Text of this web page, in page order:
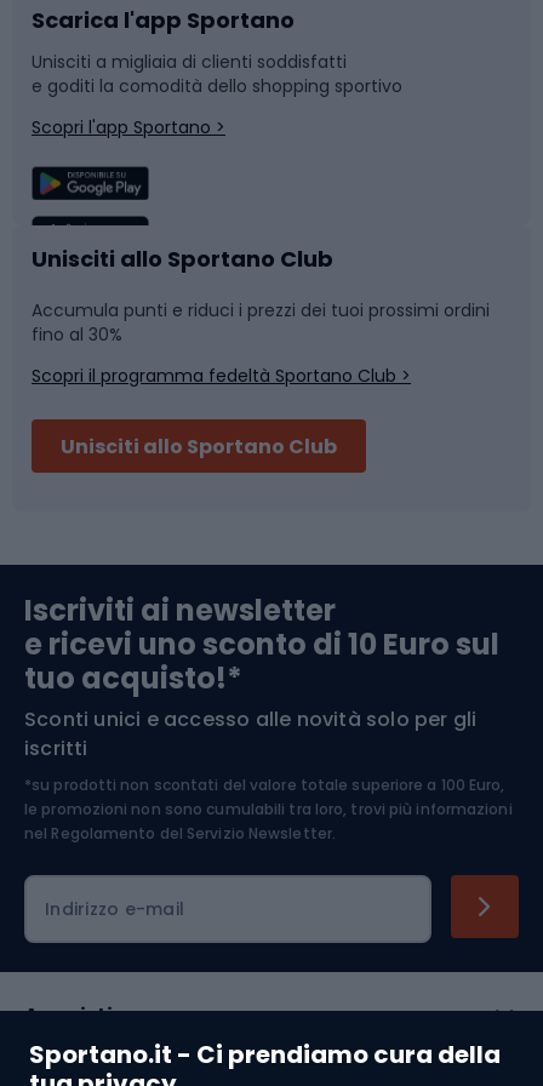
Sportano.it - Ci prendiamo cura della
Bushcraft
Corsa
Sport di squadra
Caschi da ciclismo
Skitouring
Abbigliamento da escursionismo
Slitte e slittini
Snowboard
Camminata nordica
Nuoto
Pattinaggio
Componenti per biciclette
Arrampicata
Medicina dello sport
Abbigliamento ciclistico
Scarica l'app Sportano
Unisciti a migliaia di clienti soddisfatti
e goditi la comodità dello shopping sportivo
Scopri l'app Sportano >
Unisciti allo Sportano Club
Accumula punti e riduci i prezzi dei tuoi prossimi ordini
fino al 30%
Scopri il programma fedeltà Sportano Club >
Unisciti allo Sportano Club
Iscriviti ai newsletter
e ricevi uno sconto di 10 Euro sul
tuo acquisto!*
Sconti unici e accesso alle novità solo per gli
iscritti
*su prodotti non scontati del valore totale superiore a 100 Euro,
le promozioni non sono cumulabili tra loro, trovi più informazioni
nel Regolamento del Servizio Newsletter.
Indirizzo e-mail
Acquisti
Servizio clienti